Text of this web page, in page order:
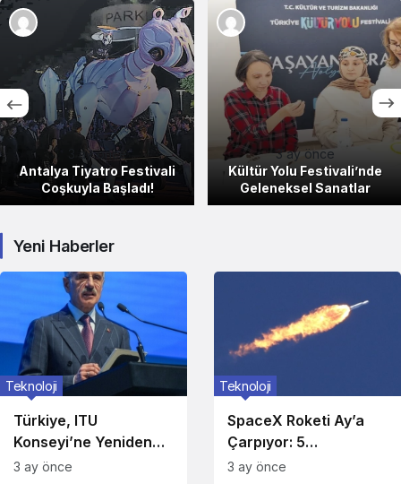
3 ay önce
Antalya Tiyatro Festivali
Coşkuyla Başladı!
3 ay önce
Kültür Yolu Festivali’nde
Geleneksel Sanatlar
Yeni Haberler
Türkiye, ITU
Konseyi’ne Yeniden
Aday!
Teknoloji
3 ay önce
SpaceX Roketi Ay’a
Çarpıyor: 5
Ağustos’ta!
Teknoloji
3 ay önce